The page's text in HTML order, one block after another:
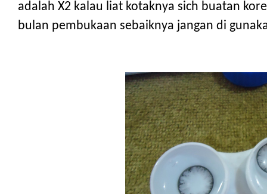
adalah X2 kalau liat kotaknya sich buatan
bulan pembukaan sebaiknya jangan di